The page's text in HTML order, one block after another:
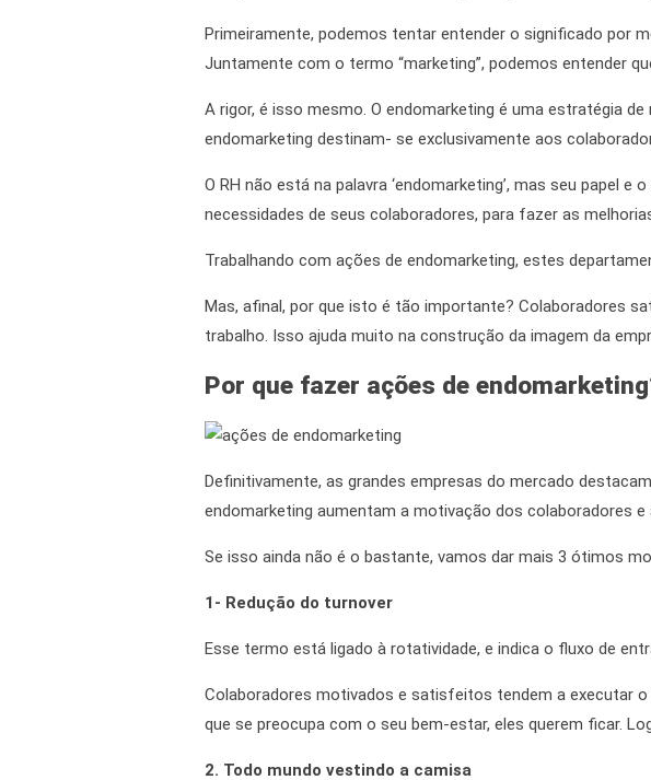
Primeiramente, podemos tentar entender o significado por
Juntamente com o termo “marketing”, podemos entender
A rigor, é isso mesmo. O endomarketing é uma estratégia
endomarketing destinam- se exclusivamente aos
O RH não está na palavra ‘endomarketing’, mas seu papel e
necessidades de seus colaboradores, para fazer as
Trabalhando com ações de endomarketing, estes
Mas, afinal, por que isto é tão importante? Colaboradores
trabalho. Isso ajuda muito na construção da imagem da
Por que fazer ações de endomarketing
Definitivamente, as grandes empresas do mercado
endomarketing aumentam a motivação dos colaboradores e
Se isso ainda não é o bastante, vamos dar mais 3 ótimos
1- Redução do turnover
Esse termo está ligado à rotatividade, e indica o fluxo de
Colaboradores motivados e satisfeitos tendem a executar
que se preocupa com o seu bem-estar, eles querem ficar.
2. Todo mundo vestindo a camisa